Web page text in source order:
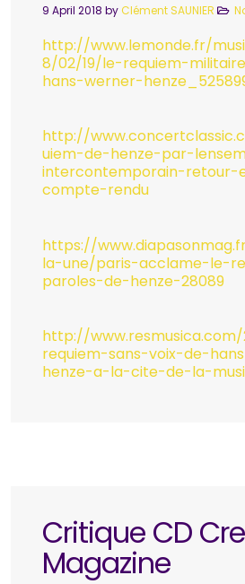
9 April 2018 by Clément SAUNIER
http://www.lemonde.fr/
8/02/19/le-requiem-
hans-werner-
http://
uiem-de-henze-par-
intercontemporain-retour-
compte-rendu
https://
la-une/paris-acclame-le-
paroles-de-henze-28089
http://
requiem-sans-voix-de-
henze-a-la-cite-de-la-
Critique CD
Magazine